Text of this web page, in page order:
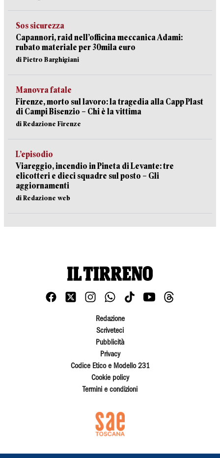
Sos sicurezza
Capannori, raid nell’officina meccanica Adami:
rubato materiale per 30mila euro
di Pietro Barghigiani
Manovra fatale
Firenze, morto sul lavoro: la tragedia alla Capp Plast
di Campi Bisenzio – Chi è la vittima
di Redazione Firenze
L’episodio
Viareggio, incendio in Pineta di Levante: tre
elicotteri e dieci squadre sul posto – Gli
aggiornamenti
di Redazione web
Redazione
Scriveteci
Pubblicità
Privacy
Codice Etico e Modello 231
Cookie policy
Termini e condizioni